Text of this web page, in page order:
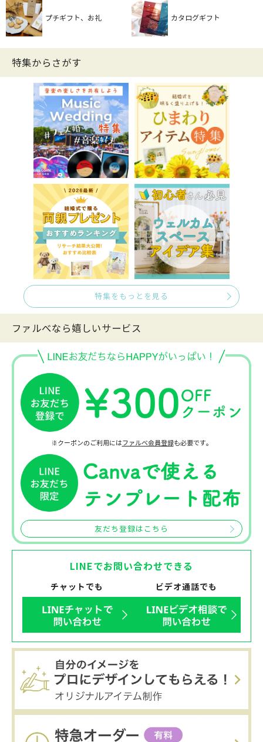
プチギフト、お礼 カタログギフト
特集からさがす
特集をもっとを見る
ファルべなら嬉しいサービス
※クーポンのご利用にはファルベ会員登録も必要です。
友だち登録はこちら
LINEでお問い合わせできる
チャットでも ビデオ通話でも